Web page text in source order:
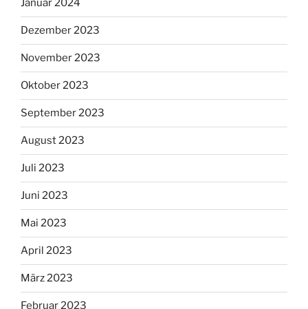
Januar 2024
Dezember 2023
November 2023
Oktober 2023
September 2023
August 2023
Juli 2023
Juni 2023
Mai 2023
April 2023
März 2023
Februar 2023